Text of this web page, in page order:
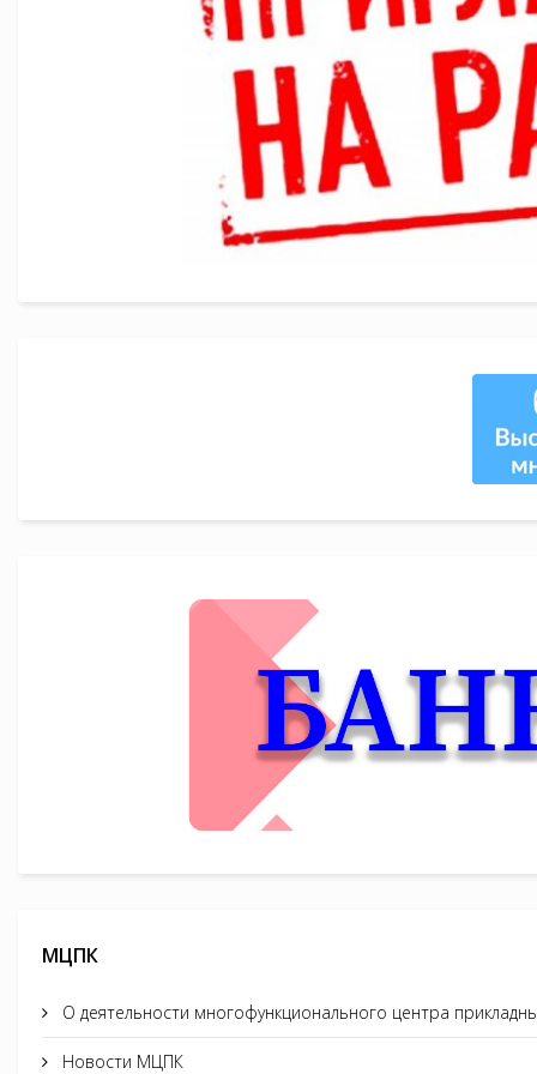
МЦПК
О деятельности многофункционального центра
Новости МЦПК